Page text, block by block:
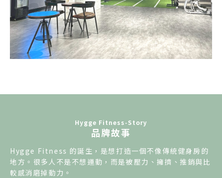
Hygge Fitness-Story
品牌故事
Hygge Fitness 的誕生，是想打造一個不像傳統健身房的
地方。很多人不是不想運動， 而是被壓力、擁擠、推銷與比
較感消磨掉動力。